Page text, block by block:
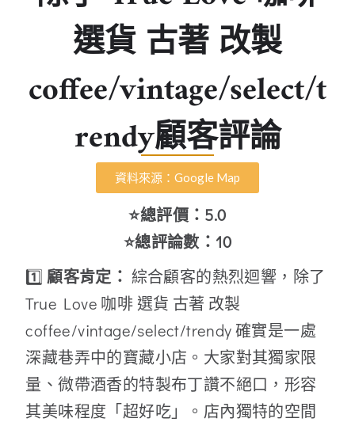
選貨 古著 改製
coffee/vintage/select/t
rendy顧客評論
資料來源：Google Map
⭐總評價：5.0
⭐總評論數：10
1️⃣ 顧客肯定： 綜合顧客的熱烈迴響，除了
True Love 咖啡 選貨 古著 改製
coffee/vintage/select/trendy 確實是一處
深藏巷弄中的寶藏小店。大家對其獨家限
量、微帶酒香的特製布丁讚不絕口，形容
其美味程度「超好吃」。店內獨特的空間